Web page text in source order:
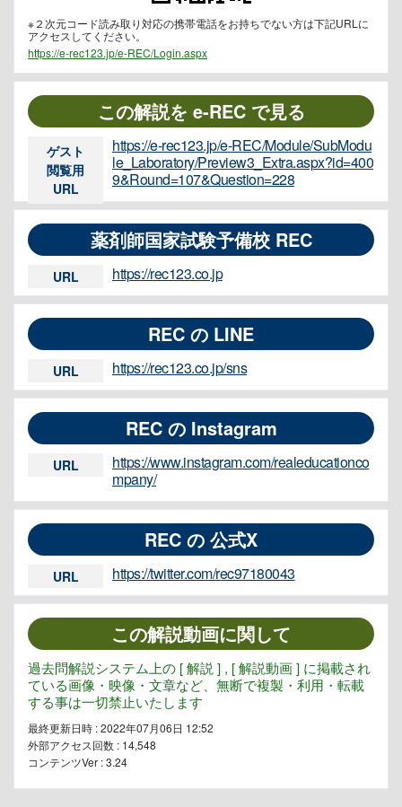
※２次元コード読み取り対応の携帯電話をお持ちでない方は下記URLに
アクセスしてください。
https://e-rec123.jp/e-REC/Login.aspx
この解説を e-REC で見る
ゲスト
閲覧用
URL
https://e-rec123.jp/e-REC/Module/SubModu
le_Laboratory/Preview3_Extra.aspx?id=400
9&Round=107&Question=228
薬剤師国家試験予備校 REC
URL https://rec123.co.jp
REC の LINE
URL https://rec123.co.jp/sns
REC の Instagram
URL
https://www.instagram.com/realeducationco
mpany/
REC の 公式X
URL https://twitter.com/rec97180043
この解説動画に関して
過去問解説システム上の [ 解説 ] , [ 解説動画 ] に掲載され
ている画像・映像・文章など、無断で複製・利用・転載
する事は一切禁止いたします
最終更新日時 : 2022年07月06日 12:52
外部アクセス回数 : 14,548
コンテンツVer : 3.24